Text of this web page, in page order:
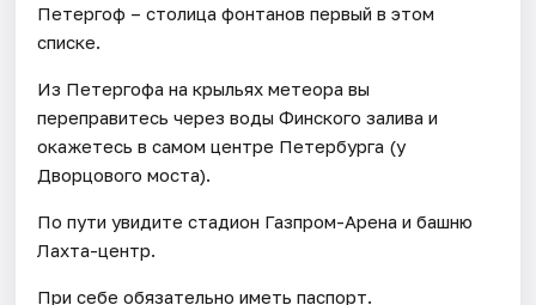
Петергоф – столица фонтанов первый в этом
списке.
Из Петергофа на крыльях метеора вы
переправитесь через воды Финского залива и
окажетесь в самом центре Петербурга (у
Дворцового моста).
По пути увидите стадион Газпром-Арена и башню
Лахта-центр.
При себе обязательно иметь паспорт.